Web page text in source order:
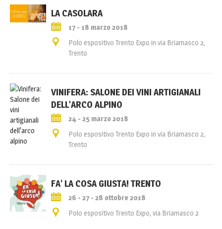
LA CASOLARA
17 - 18 marzo 2018
Polo espositivo Trento Expo in via Briamasco 2,
Trento
VINIFERA: SALONE DEI VINI ARTIGIANALI
DELL'ARCO ALPINO
24 - 25 marzo 2018
Polo espositivo Trento Expo in via Briamasco 2,
Trento
FA' LA COSA GIUSTA! TRENTO
26 - 27 - 28 ottobre 2018
Polo espositivo Trento Expo, via Briamasco 2